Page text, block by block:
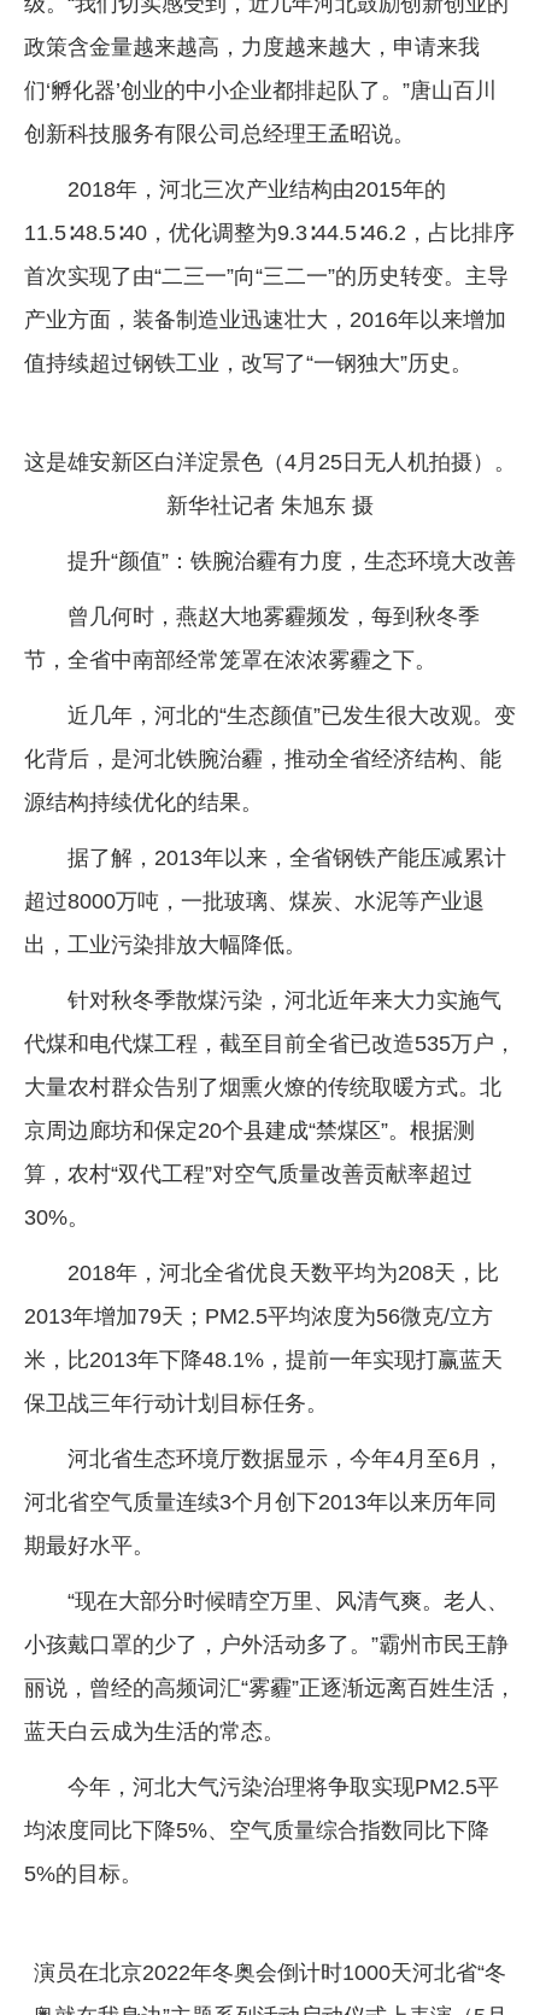
政策含金量越来越高，力度越来越大，申请来我
们‘孵化器’创业的中小企业都排起队了。”唐山百川
创新科技服务有限公司总经理王孟昭说。
2018年，河北三次产业结构由2015年的
11.5∶48.5∶40，优化调整为9.3∶44.5∶46.2，占比排序
首次实现了由“二三一”向“三二一”的历史转变。主导
产业方面，装备制造业迅速壮大，2016年以来增加
值持续超过钢铁工业，改写了“一钢独大”历史。
这是雄安新区白洋淀景色（4月25日无人机拍摄）。
新华社记者 朱旭东 摄
提升“颜值”：铁腕治霾有力度，生态环境大改善
曾几何时，燕赵大地雾霾频发，每到秋冬季
节，全省中南部经常笼罩在浓浓雾霾之下。
近几年，河北的“生态颜值”已发生很大改观。变
化背后，是河北铁腕治霾，推动全省经济结构、能
源结构持续优化的结果。
据了解，2013年以来，全省钢铁产能压减累计
超过8000万吨，一批玻璃、煤炭、水泥等产业退
出，工业污染排放大幅降低。
针对秋冬季散煤污染，河北近年来大力实施气
代煤和电代煤工程，截至目前全省已改造535万户，
大量农村群众告别了烟熏火燎的传统取暖方式。北
京周边廊坊和保定20个县建成“禁煤区”。根据测
算，农村“双代工程”对空气质量改善贡献率超过
30%。
2018年，河北全省优良天数平均为208天，比
2013年增加79天；PM2.5平均浓度为56微克/立方
米，比2013年下降48.1%，提前一年实现打赢蓝天
保卫战三年行动计划目标任务。
河北省生态环境厅数据显示，今年4月至6月，
河北省空气质量连续3个月创下2013年以来历年同
期最好水平。
“现在大部分时候晴空万里、风清气爽。老人、
小孩戴口罩的少了，户外活动多了。”霸州市民王静
丽说，曾经的高频词汇“雾霾”正逐渐远离百姓生活，
蓝天白云成为生活的常态。
今年，河北大气污染治理将争取实现PM2.5平
均浓度同比下降5%、空气质量综合指数同比下降
5%的目标。
演员在北京2022年冬奥会倒计时1000天河北省“冬